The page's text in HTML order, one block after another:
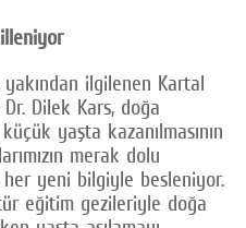
ilgilenen Kartal
Dr. Dilek Kars, doğa
yaşta kazanılmasının
merak dolu
her yeni bilgiyle besleniyor.
eğitim gezileriyle doğa